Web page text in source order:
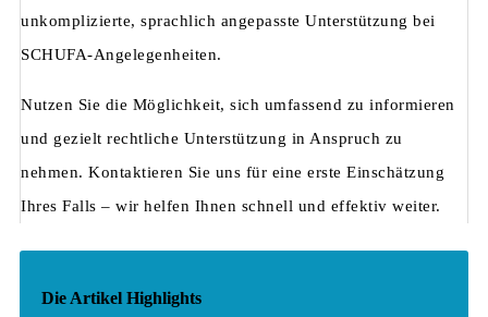
unkomplizierte, sprachlich angepasste Unterstützung bei
SCHUFA-Angelegenheiten.
Nutzen Sie die Möglichkeit, sich umfassend zu informieren
und gezielt rechtliche Unterstützung in Anspruch zu
nehmen. Kontaktieren Sie uns für eine erste Einschätzung
Ihres Falls – wir helfen Ihnen schnell und effektiv weiter.
Die Artikel Highlights